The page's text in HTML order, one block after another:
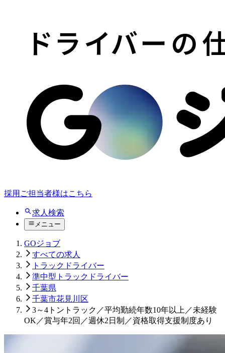
採用ご担当者様はこちら
求人検索
メニュー
GOジョブ
すべての求人
トラックドライバー
準中型トラックドライバー
千葉県
千葉市花見川区
3～4トントラック／平均勤続年数10年以上／未経験
OK／賞与年2回／週休2日制／資格取得支援制度あり